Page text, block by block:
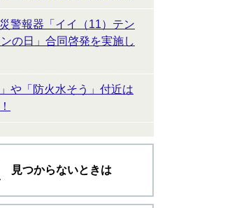
警報器「イイ（11）テン
ンの日」合同啓発を実施し
」や「防火水そう」付近は
見つからないときは